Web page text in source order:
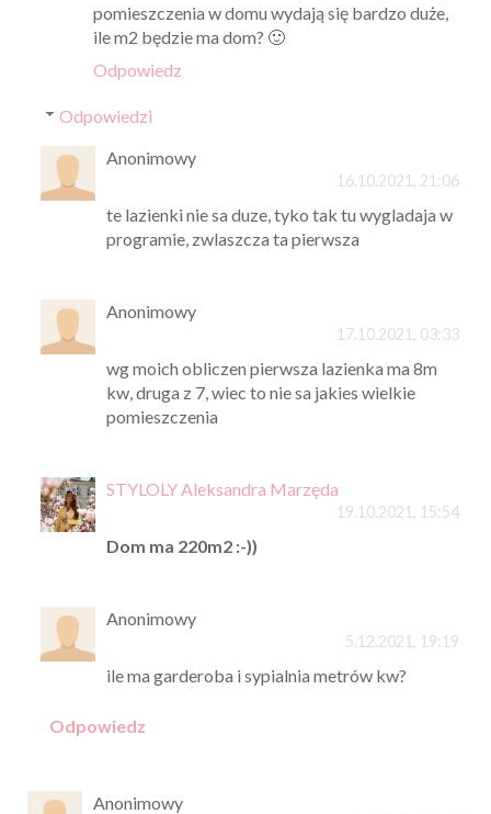
pomieszczenia w domu wydają się bardzo duże,
ile m2 będzie ma dom? 🙂
Odpowiedz
Odpowiedzi
Anonimowy
16.10.2021, 21:06
te lazienki nie sa duze, tyko tak tu wygladaja w
programie, zwlaszcza ta pierwsza
Anonimowy
17.10.2021, 03:33
wg moich obliczen pierwsza lazienka ma 8m
kw, druga z 7, wiec to nie sa jakies wielkie
pomieszczenia
STYLOLY Aleksandra Marzęda
19.10.2021, 15:54
Dom ma 220m2 :-))
Anonimowy
5.12.2021, 19:19
ile ma garderoba i sypialnia metrów kw?
Odpowiedz
Anonimowy